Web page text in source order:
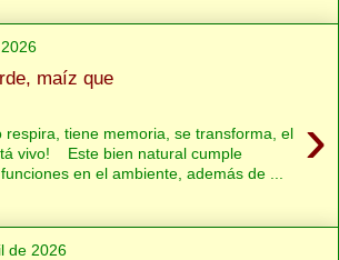
maíz que
›
respira, tiene memoria, se transforma, el
vivo! Este bien natural cumple
en el ambiente, además de ...
de 2026